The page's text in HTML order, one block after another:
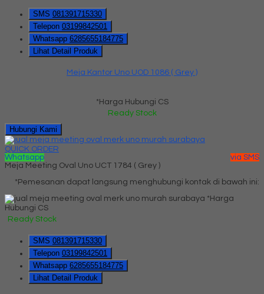
SMS 081391715330
Telepon 03199842501
Whatsapp 6285655184775
Lihat Detail Produk
Meja Kantor Uno UOD 1086 ( Grey )
*Harga Hubungi CS
Ready Stock
Hubungi Kami
QUICK ORDER
Whatsapp
via SMS
Meja Meeting Oval Uno UCT 1784 ( Grey )
*Pemesanan dapat langsung menghubungi kontak di bawah ini:
*Harga
Hubungi CS
Ready Stock
SMS 081391715330
Telepon 03199842501
Whatsapp 6285655184775
Lihat Detail Produk